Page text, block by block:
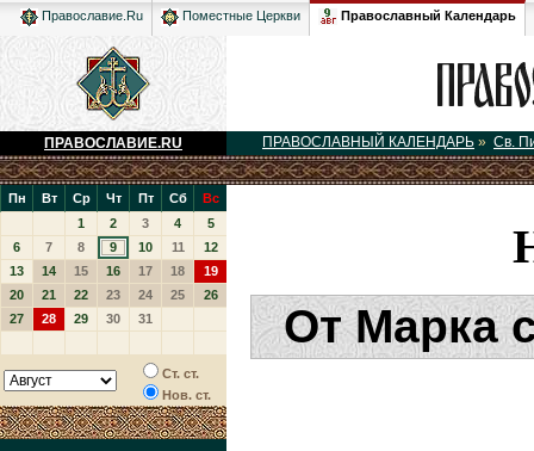
Православие.Ru Поместные Церкви Православный Календарь
ПРАВОСЛАВИЕ.RU ПРАВОСЛАВНЫЙ КАЛЕНДАРЬ » Св.
Пн Вт Ср Чт Пт Сб
Вс
1
2 3 4
5
6
7 8 9 10 11
12
13
14 15 16 17 18
19
20
21 22 23 24 25
26
27
28 29 30 31
Ст. ст.
Нов. ст.
От Марка